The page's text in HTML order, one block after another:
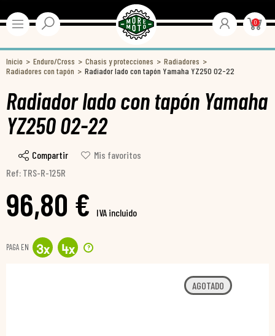
0
Inicio Enduro/Cross Chasis y protecciones
Radiadores
Radiadores con tapón
Radiador lado con tapón Yamaha YZ250 02-22
Radiador lado con tapón Yamaha
YZ250 02-22
Compartir
Mis favoritos
Ref: TRS-R-125R
96,80 € IVA incluido
PAGA EN 3x 4x ?
AGOTADO